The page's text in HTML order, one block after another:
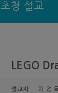
초청 설교
LEGO
설교자 허 경